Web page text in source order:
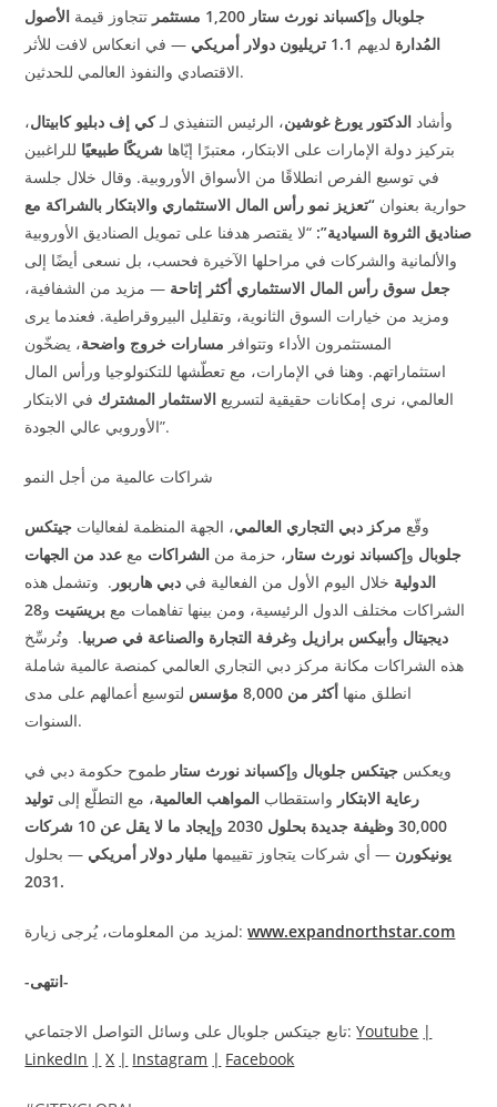
جلوبال وإكسباند نورث ستار 1,200 مستثمر تتجاوز قيمة الأصول
المُدارة لديهم 1.1 تريليون دولار أمريكي —في انعكاس لافت للأثر
الاقتصادي والنفوذ العالمي للحدثين.
وأشاد الدكتور يورغ غوشين، الرئيس التنفيذي لـكي إف دبليو كابيتال،
بتركيز دولة الإمارات على الابتكار، معتبرًا إيّاها شريكًا طبيعيًا للراغبين
في توسيع الفرص انطلاقًا من الأسواق الأوروبية. وقال خلال جلسة
حوارية بعنوان “تعزيز نمو رأس المال الاستثماري والابتكار بالشراكة مع
صناديق الثروة السيادية”: “لا يقتصر هدفنا على تمويل الصناديق الأوروبية
والألمانية والشركات في مراحلها الآخيرة فحسب، بل نسعى أيضًا إلى
جعل سوق رأس المال الاستثماري أكثر إتاحة —مزيد من الشفافية،
ومزيد من خيارات السوق الثانوية، وتقليل البيروقراطية. فعندما يرى
المستثمرون الأداء وتتوافر مسارات خروج واضحة، يضخّون
استثماراتهم. وهنا في الإمارات، مع تعطّشها للتكنولوجيا ورأس المال
العالمي، نرى إمكانات حقيقية لتسريع الاستثمار المشترك في الابتكار
الأوروبي عالي الجودة”.
شراكات عالمية من أجل النمو
وقّع مركز دبي التجاري العالمي، الجهة المنظمة لفعاليات جيتكس
جلوبال وإكسباند نورث ستار ، حزمة من الشراكات مع عدد من الجهات
الدولية خلال اليوم الأول من الفعالية في دبي هاربور . وتشمل هذه
الشراكات مختلف الدول الرئيسية، ومن بينها تفاهمات مع بريسَيت و28
ديجيتال وأبيكس برازيل وغرفة التجارة والصناعة في صربيا. وتُرسِّخ
هذه الشراكات مكانة مركز دبي التجاري العالمي كمنصة عالمية شاملة
انطلق منها أكثر من 8,000 مؤسس
لتوسيع أعمالهم على مدى
السنوات.
ويعكس جيتكس جلوبال وإكسباند نورث ستار طموح حكومة دبي في
رعاية الابتكار واستقطاب المواهب العالمية، مع التطلّع إلى توليد
30,000 وظيفة جديدة بحلول 2030
و
إيجاد ما لا يقل عن 10 شركات
يونيكورن —أي شركات يتجاوز تقييمها مليار دولار أمريكي —بحلول
2031.
لمزيد من المعلومات، يُرجى زيارة:www.expandnorthstar.com
-انتهى-
تابع جيتكس جلوبال على وسائل التواصل الاجتماعي:Youtube |
LinkedIn | X | Instagram | Facebook